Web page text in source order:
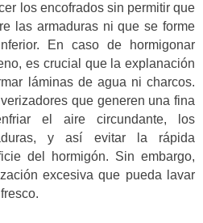
los encofrados sin permitir que
las armaduras ni que se forme
En caso de hormigonar
es crucial que la explanación
láminas de agua ni charcos.
que generen una fina
el aire circundante, los
y así evitar la rápida
del hormigón. Sin embargo,
excesiva que pueda lavar